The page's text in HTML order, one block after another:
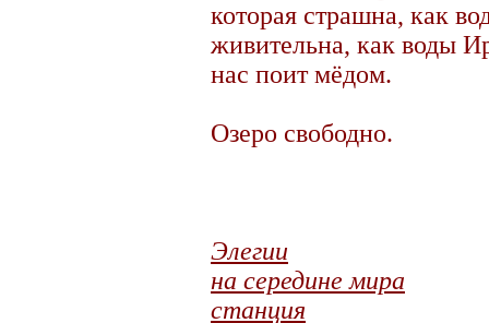
которая страшна, как
живительна, как воды
нас поит мёдом.
Озеро свободно.
Элегии
на середине мира
станция